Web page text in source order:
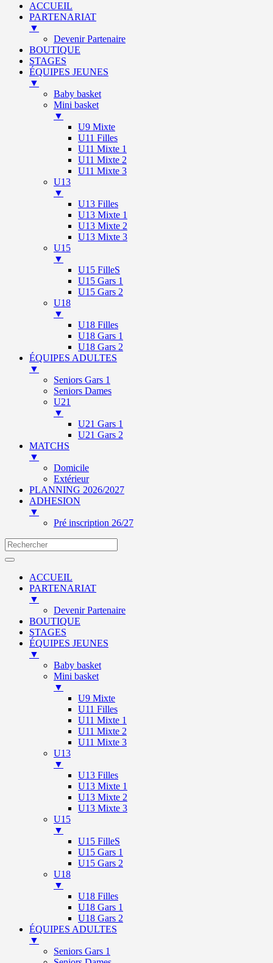
ACCUEIL
PARTENARIAT
▼
Devenir Partenaire
BOUTIQUE
STAGES
ÉQUIPES JEUNES
▼
Baby basket
Mini basket
▼
U9 Mixte
U11 Filles
U11 Mixte 1
U11 Mixte 2
U11 Mixte 3
U13
▼
U13 Filles
U13 Mixte 1
U13 Mixte 2
U13 Mixte 3
U15
▼
U15 FilleS
U15 Gars 1
U15 Gars 2
U18
▼
U18 Filles
U18 Gars 1
U18 Gars 2
ÉQUIPES ADULTES
▼
Seniors Gars 1
Seniors Dames
U21
▼
U21 Gars 1
U21 Gars 2
MATCHS
▼
Domicile
Extérieur
PLANNING 2026/2027
ADHESION
▼
Pré inscription 26/27
ACCUEIL
PARTENARIAT
▼
Devenir Partenaire
BOUTIQUE
STAGES
ÉQUIPES JEUNES
▼
Baby basket
Mini basket
▼
U9 Mixte
U11 Filles
U11 Mixte 1
U11 Mixte 2
U11 Mixte 3
U13
▼
U13 Filles
U13 Mixte 1
U13 Mixte 2
U13 Mixte 3
U15
▼
U15 FilleS
U15 Gars 1
U15 Gars 2
U18
▼
U18 Filles
U18 Gars 1
U18 Gars 2
ÉQUIPES ADULTES
▼
Seniors Gars 1